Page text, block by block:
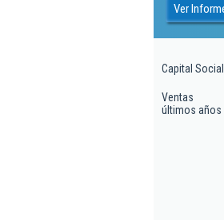
Ver
Capital Social
Ventas
últimos años